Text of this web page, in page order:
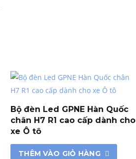
Bộ đèn Led GPNE Hàn Quốc
chân H7 R1 cao cấp dành cho
xe Ô tô
THÊM VÀO GIỎ HÀNG